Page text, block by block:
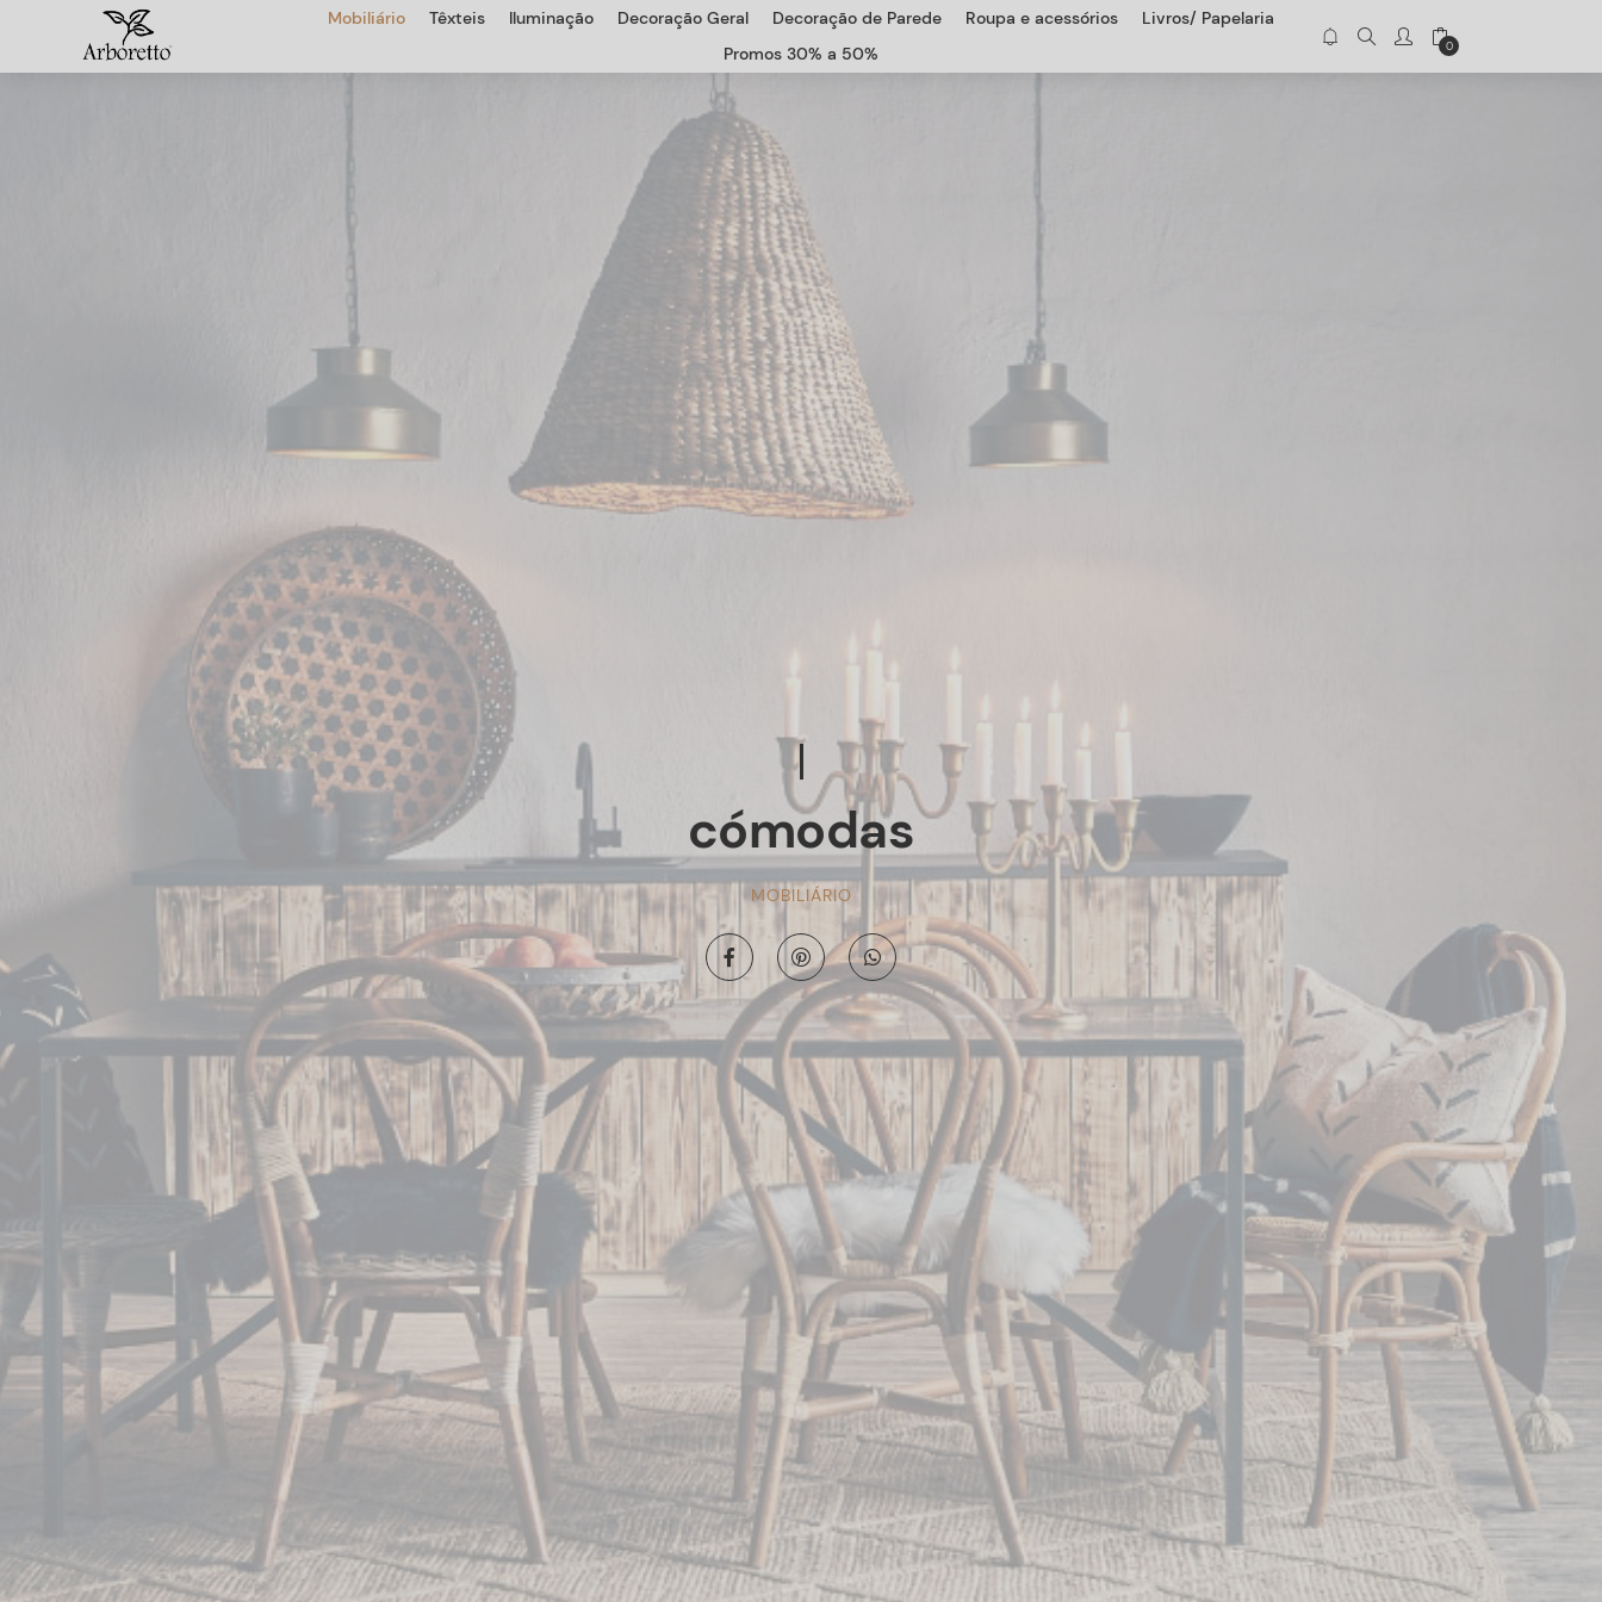
Mobiliário Têxteis Iluminação Decoração Geral Decoração de Parede Roupa e acessórios
Livros/ Papelaria
Promos 30% a 50%
0
cómodas
MOBILIÁRIO